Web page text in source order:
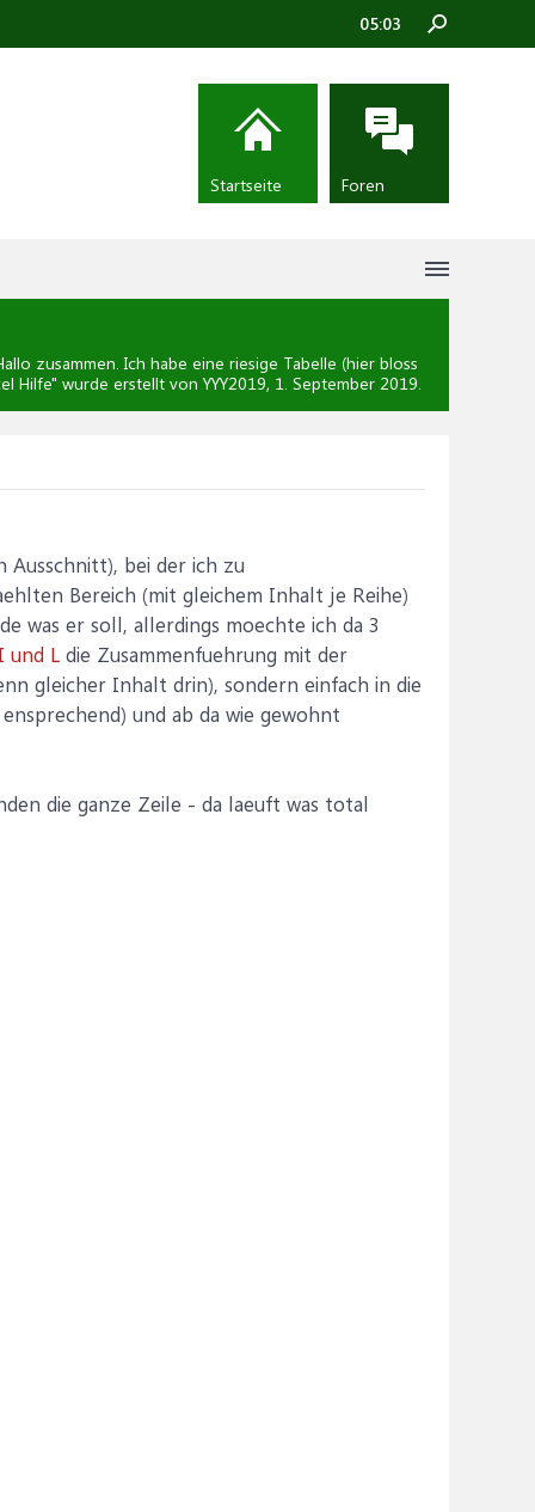
zusammen. Ich habe eine riesige Tabelle (hier bloss
Hilfe" wurde erstellt von YYY2019, 1. September 2019.
Ausschnitt), bei der ich zu
Bereich (mit gleichem Inhalt je Reihe)
was er soll, allerdings moechte ich da 3
und L die Zusammenfuehrung mit der
gleicher Inhalt drin), sondern einfach in die
und ab da wie gewohnt
die ganze Zeile - da laeuft was total
05:03
Startseite Foren